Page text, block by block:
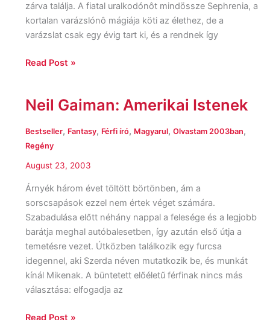
zárva találja. A fiatal uralkodónôt mindössze Sephrenia, a
kortalan varázslónô mágiája köti az élethez, de a
varázslat csak egy évig tart ki, és a rendnek így
Read Post »
Neil Gaiman: Amerikai Istenek
Bestseller, Fantasy, Férfi író, Magyarul, Olvastam 2003ban,
Regény
August 23, 2003
Árnyék három évet töltött börtönben, ám a
sorscsapások ezzel nem értek véget számára.
Szabadulása előtt néhány nappal a felesége és a legjobb
barátja meghal autóbalesetben, így azután első útja a
temetésre vezet. Útközben találkozik egy furcsa
idegennel, aki Szerda néven mutatkozik be, és munkát
kínál Mikenak. A büntetett előéletű férfinak nincs más
választása: elfogadja az
Neil
Amerikai
Istenek
Read Post »